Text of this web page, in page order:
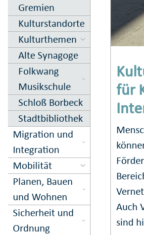
Gremien
Kultur­standorte
Kultur­themen
Alte Synagoge
Folkwang
Musikschule
Schloß Borbeck
Stadtbibliothek
Migration und
Inte­gration
Mobilität
Planen, Bauen
und Wohnen
Sicher­heit und
Ord­nung
für
Auch
sind